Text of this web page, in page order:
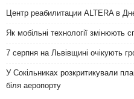
Центр реабилитации ALTERA в
Як мобільні технології змінюють
7 серпня на Львівщині очікують
У Сокільниках розкритикували
біля аеропорту